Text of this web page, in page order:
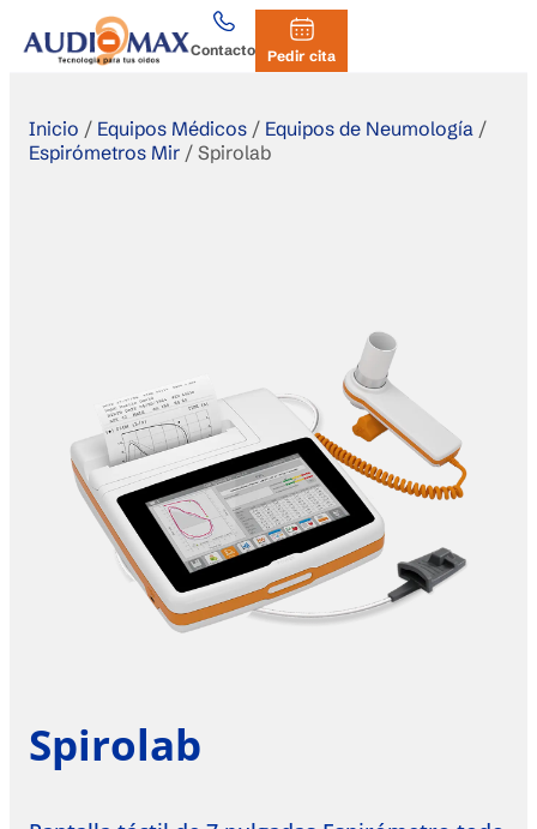
Contacto Pedir cita
Inicio / Equipos Médicos / Equipos de Neumología /
Espirómetros Mir / Spirolab
Spirolab